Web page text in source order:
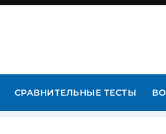
СРАВНИТЕЛЬНЫЕ ТЕСТЫ